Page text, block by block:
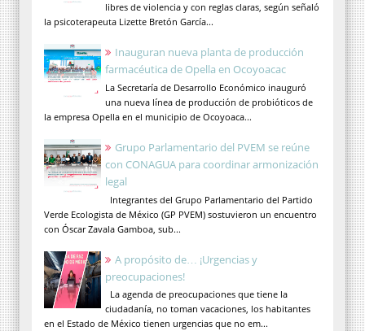
libres de violencia y con reglas claras, según señaló
la psicoterapeuta Lizette Bretón García...
Inauguran nueva planta de producción
farmacéutica de Opella en Ocoyoacac
La Secretaría de Desarrollo Económico inauguró
una nueva línea de producción de probióticos de
la empresa Opella en el municipio de Ocoyoaca...
Grupo Parlamentario del PVEM se reúne
con CONAGUA para coordinar armonización
legal
Integrantes del Grupo Parlamentario del Partido
Verde Ecologista de México (GP PVEM) sostuvieron un encuentro
con Óscar Zavala Gamboa, sub...
A propósito de… ¡Urgencias y
preocupaciones!
La agenda de preocupaciones que tiene la
ciudadanía, no toman vacaciones, los habitantes
en el Estado de México tienen urgencias que no em...